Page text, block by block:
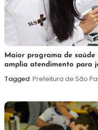
7
de
agosto
Maurilio
Maior programa de saúde
amplia atendimento para
Tagged Prefeitura de São